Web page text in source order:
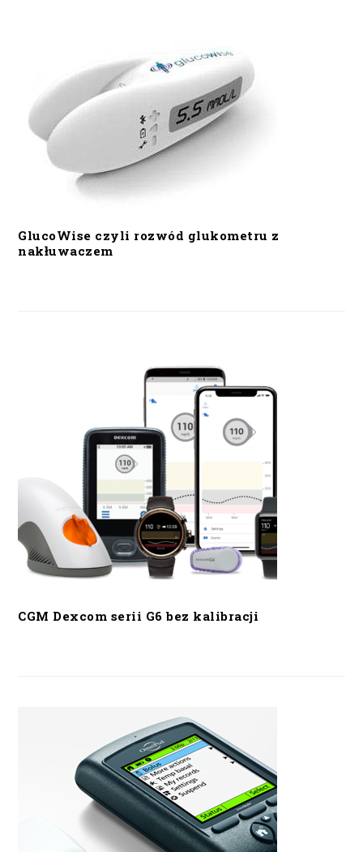
GlucoWise czyli rozwód glukometru z
nakłuwaczem
CGM Dexcom serii G6 bez kalibracji